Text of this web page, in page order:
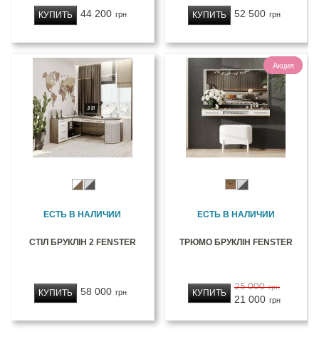
44 200 грн
КУПИТЬ 52 500 грн
КУПИТЬ
ЕСТЬ В НАЛИЧИИ
СТІЛ БРУКЛІН 2 FENSTER
58 000 грн
КУПИТЬ
Акция
ЕСТЬ В НАЛИЧИИ
ТРЮМО БРУКЛІН FENSTER
25 000 грн
21 000 грн
КУПИТЬ